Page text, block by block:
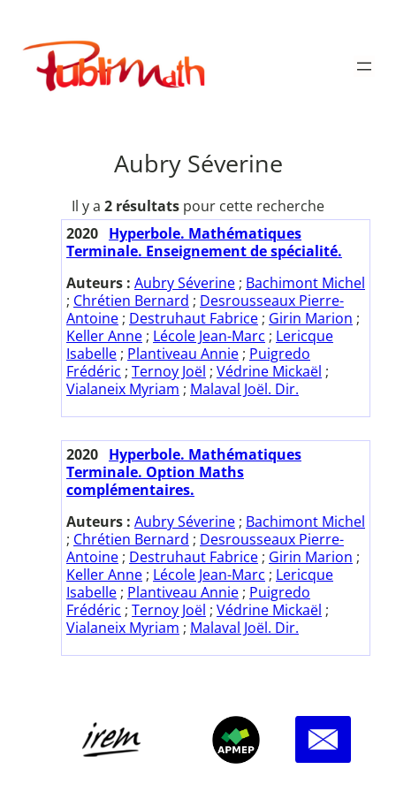
contenu
Publimath
Aubry Séverine
Il y a 2 résultats pour cette recherche
2020 Hyperbole. Mathématiques
Terminale. Enseignement de spécialité.
Auteurs : Aubry Séverine ; Bachimont Michel
; Chrétien Bernard ; Desrousseaux Pierre-
Antoine ; Destruhaut Fabrice ; Girin Marion ;
Keller Anne ; Lécole Jean-Marc ; Lericque
Isabelle ; Plantiveau Annie ; Puigredo
Frédéric ; Ternoy Joël ; Védrine Mickaël ;
Vialaneix Myriam ; Malaval Joël. Dir.
2020 Hyperbole. Mathématiques
Terminale. Option Maths
complémentaires.
Auteurs : Aubry Séverine ; Bachimont Michel
; Chrétien Bernard ; Desrousseaux Pierre-
Antoine ; Destruhaut Fabrice ; Girin Marion ;
Keller Anne ; Lécole Jean-Marc ; Lericque
Isabelle ; Plantiveau Annie ; Puigredo
Frédéric ; Ternoy Joël ; Védrine Mickaël ;
Vialaneix Myriam ; Malaval Joël. Dir.